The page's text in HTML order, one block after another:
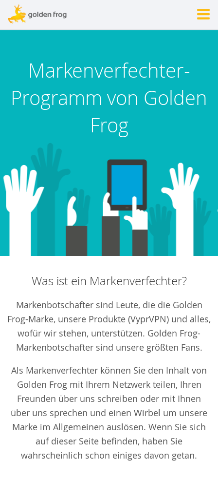
Markenverfechter-
Programm von Golden
Frog
Was ist ein Markenverfechter?
Markenbotschafter sind Leute, die die Golden
Frog-Marke, unsere Produkte (VyprVPN) und alles,
wofür wir stehen, unterstützen. Golden Frog-
Markenbotschafter sind unsere größten Fans.
Als Markenverfechter können Sie den Inhalt von
Golden Frog mit Ihrem Netzwerk teilen, Ihren
Freunden über uns schreiben oder mit Ihnen
über uns sprechen und einen Wirbel um unsere
Marke im Allgemeinen auslösen. Wenn Sie sich
auf dieser Seite befinden, haben Sie
wahrscheinlich schon einiges davon getan.